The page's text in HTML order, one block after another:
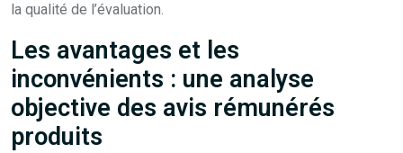
la qualité de l’évaluation.
Les avantages et les
inconvénients : une analyse
objective des avis rémunérés
produits